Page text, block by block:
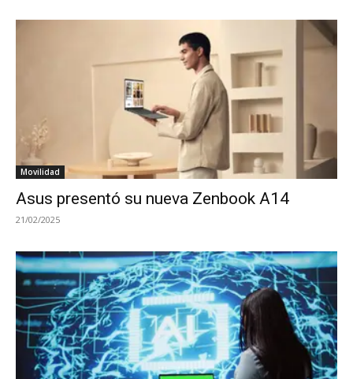
Movilidad
Asus presentó su nueva Zenbook A14
21/02/2025